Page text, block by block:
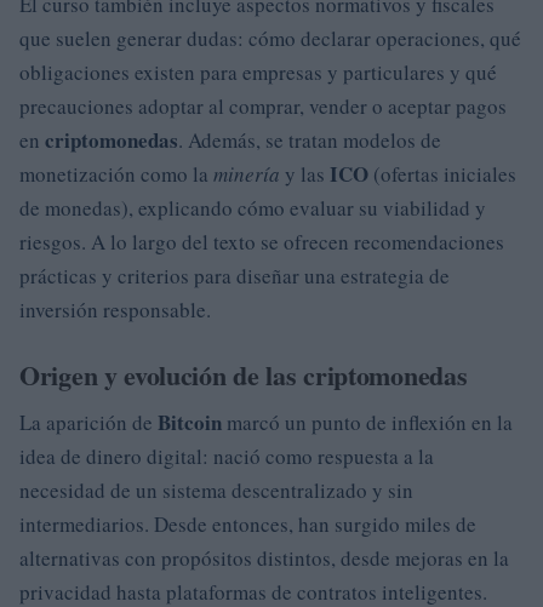
que suelen generar dudas: cómo declarar operaciones, qué
obligaciones existen para empresas y particulares y qué
precauciones adoptar al comprar, vender o aceptar pagos
en criptomonedas. Además, se tratan modelos de
monetización como la minería y las ICO (ofertas iniciales
de monedas), explicando cómo evaluar su viabilidad y
riesgos. A lo largo del texto se ofrecen recomendaciones
prácticas y criterios para diseñar una estrategia de
inversión responsable.
Origen y evolución de las criptomonedas
La aparición de Bitcoin marcó un punto de inflexión en la
idea de dinero digital: nació como respuesta a la
necesidad de un sistema descentralizado y sin
intermediarios. Desde entonces, han surgido miles de
alternativas con propósitos distintos, desde mejoras en la
privacidad hasta plataformas de contratos inteligentes.